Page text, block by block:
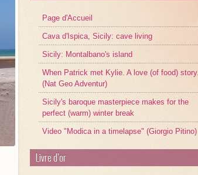
Page d'Accueil
Cava d'Ispica, Sicily: cave living
Sicily: Montalbano's island
When Patrick met Kylie. A love (of food) story.
(Nat Geo Adventur)
Sicily's baroque masterpiece makes for the
perfect (warm) winter break
Video "Modica in a timelapse" (Giorgio Pitino)
Livre d’or